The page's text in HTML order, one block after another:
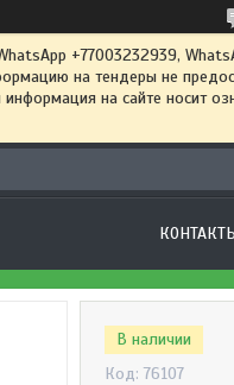
+77003232939,
на тендеры не
на сайте носит
В наличии
Код: 76107